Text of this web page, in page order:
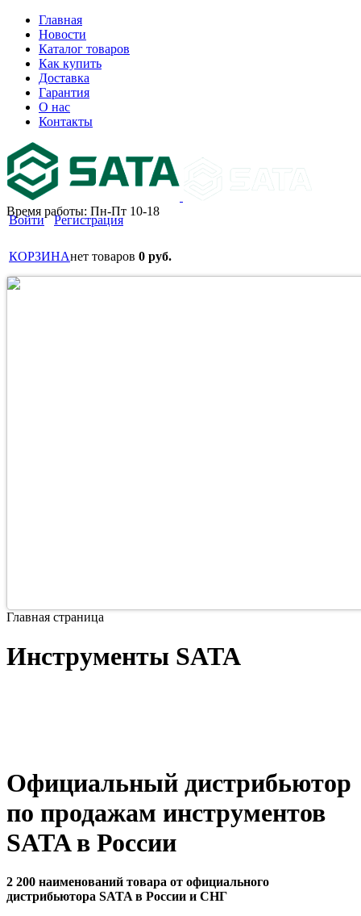
Главная
Новости
Каталог товаров
Как купить
Доставка
Гарантия
О нас
Контакты
Время работы: Пн-Пт 10-18
Войти Регистрация
КОРЗИНАнет товаров 0 руб.
Главная страница
Инструменты SATA
Официальный дистрибьютор
по продажам инструментов
SATA в России
2 200 наименований товара от официального
дистрибьютора SATA в России и СНГ